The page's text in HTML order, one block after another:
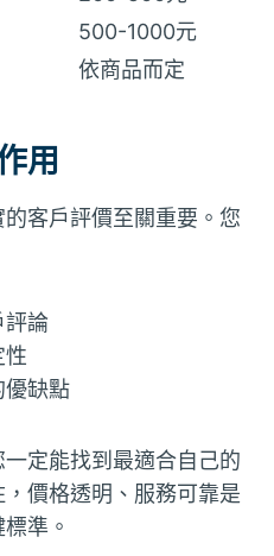
500-1000元
依商品而定
用
客戶評價至關重要。您
評論
性
優缺點
定能找到最適合自己的
價格透明、服務可靠是
準。